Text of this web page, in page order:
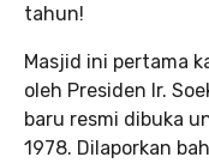
tahun!
Masjid ini pertama
oleh Presiden Ir.
baru resmi dibuka
1978. Dilaporkan